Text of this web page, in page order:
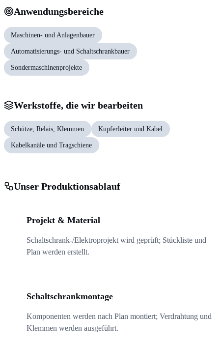
Anwendungsbereiche
Maschinen- und Anlagenbauer
Automatisierungs- und Schaltschrankbauer
Sondermaschinenprojekte
Werkstoffe, die wir bearbeiten
Schütze, Relais, Klemmen Kupferleiter und Kabel
Kabelkanäle und Tragschiene
Unser Produktionsablauf
Projekt & Material
Schaltschrank-/Elektroprojekt wird geprüft; Stückliste und
Plan werden erstellt.
Schaltschrankmontage
Komponenten werden nach Plan montiert; Verdrahtung und
Klemmen werden ausgeführt.